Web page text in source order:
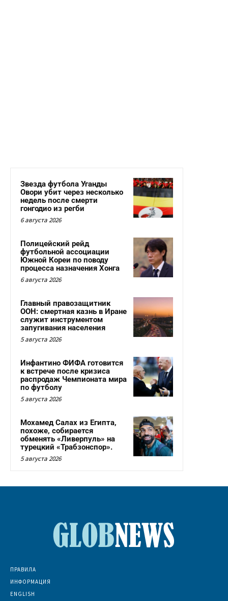
Звезда футбола Уганды
Овори убит через несколько
недель после смерти
гонгодио из регби
6 августа 2026
Полицейский рейд
футбольной ассоциации
Южной Кореи по поводу
процесса назначения Хонга
6 августа 2026
Главный правозащитник
ООН: смертная казнь в Иране
служит инструментом
запугивания населения
5 августа 2026
Инфантино ФИФА готовится
к встрече после кризиса
распродаж Чемпионата мира
по футболу
5 августа 2026
Мохамед Салах из Египта,
похоже, собирается
обменять «Ливерпуль» на
турецкий «Трабзонспор».
5 августа 2026
ПРАВИЛА
ИНФОРМАЦИЯ
ENGLISH